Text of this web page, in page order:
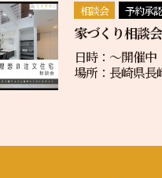
相談会 予約承
家づくり相談会
日時：〜開催中
場所：長崎県長